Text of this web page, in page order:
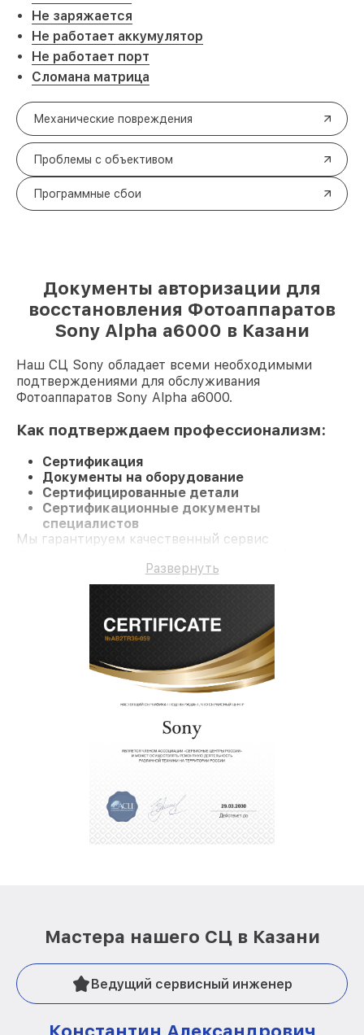
Не заряжается
Не работает аккумулятор
Не работает порт
Сломана матрица
Механические повреждения
Проблемы с объективом
Программные сбои
Документы авторизации для
восстановления Фотоаппаратов
Sony Alpha a6000 в Казани
Наш СЦ Sony обладает всеми необходимыми
подтверждениями для обслуживания
Фотоаппаратов Sony Alpha a6000.
Как подтверждаем профессионализм:
Сертификация
Документы на оборудование
Сертифицированные детали
Сертификационные документы
специалистов
Мы гарантируем качественный сервис
Развернуть
Мастера нашего СЦ в Казани
Ведущий сервисный инженер